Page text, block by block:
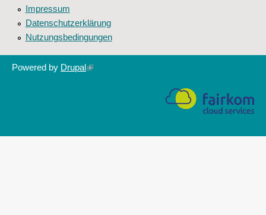
Impressum
Datenschutzerklärung
Nutzungsbedingungen
Powered by Drupal(link